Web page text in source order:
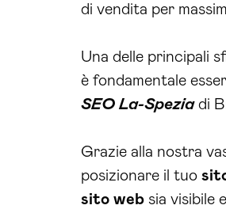
di vendita per
Una delle principali
è fondamentale
SEO La-Speziadi
Grazie alla nostra
posizionare il tuo
sito web sia visibile